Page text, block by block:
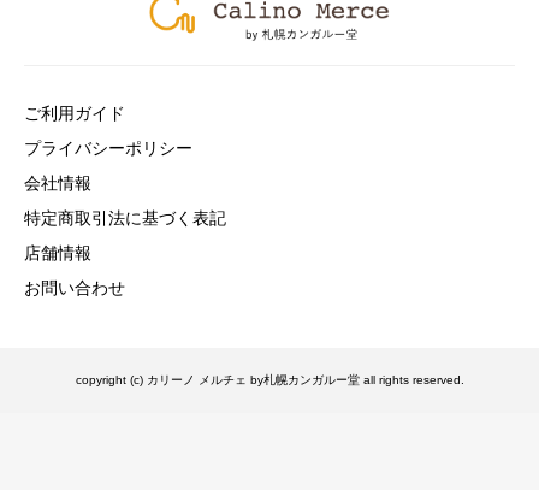
ご利用ガイド
プライバシーポリシー
会社情報
特定商取引法に基づく表記
店舗情報
お問い合わせ
copyright (c) カリーノ メルチェ by札幌カンガルー堂 all rights reserved.